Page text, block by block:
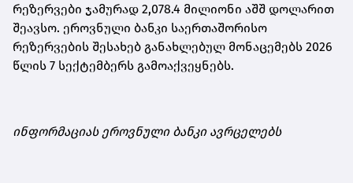
რეზერვები ჯამურად 2,078.4 მილიონი აშშ დოლარით
შეავსო. ეროვნული ბანკი საერთაშორისო
რეზერვების შესახებ განახლებულ მონაცემებს 2026
წლის 7 სექტემბერს გამოაქვეყნებს.
ინფორმაციას ეროვნული ბანკი ავრცელებს